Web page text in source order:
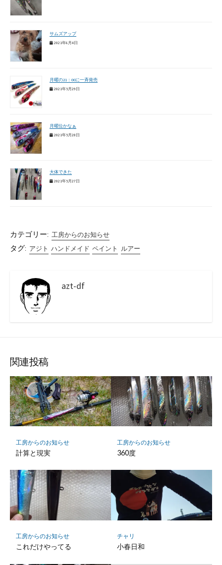
サムズアップ
2021年6月4日
月曜の21：00に一斉発売
2021年5月29日
月曜位かなぁ
2021年5月28日
大体できた
2021年5月27日
カテゴリー: 工房からのお知らせ
タグ: アジト ハンドメイド ペイント ルアー
azt-df
関連投稿
工房からのお知らせ
計算と現実
工房からのお知らせ
360度
工房からのお知らせ
これだけやってる
チャリ
小春日和